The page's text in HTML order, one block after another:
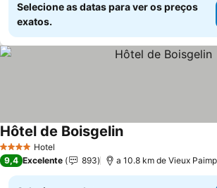
Selecione as datas para ver os preços
exatos.
4 EstrelasHotel
Hôtel de Boisgelin
9,4 Excelente 893 a 10.8 km de Vieux